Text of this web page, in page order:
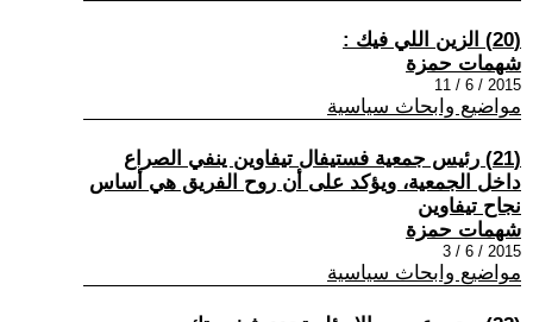
(20) الزين اللي فيك :
شهمات حمزة
2015 / 6 / 11
مواضيع وابحاث سياسية
(21) رئيس جمعية فستيفال تيفاوين ينفي الصراع
داخل الجمعية، ويؤكد على أن روح الفريق هي أساس
نجاح تيفاوين
شهمات حمزة
2015 / 6 / 3
مواضيع وابحاث سياسية